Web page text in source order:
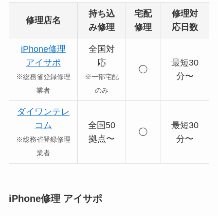
修理店名
持ち込
み修理
宅配
修理
修理対
応日数
iPhone修理
アイサポ
※総務省登録修理
業者
全国対
応
※一部宅配
のみ
◯
最短30
分〜
ダイワンテレ
コム
※総務省登録修理
業者
全国50
拠点〜
◯
最短30
分〜
iPhone修理 アイサポ